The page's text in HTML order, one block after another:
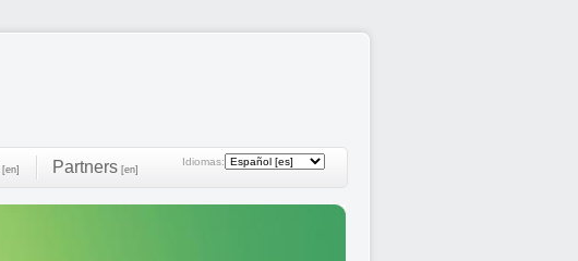
Idiomas:
[en] Partners [en]